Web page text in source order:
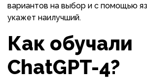
вариантов на выбор и с помощью
укажет наилучший.
Как обучали
ChatGPT-4?